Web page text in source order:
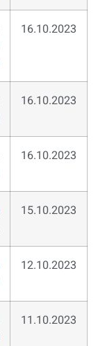
16.10.2023
16.10.2023
16.10.2023
15.10.2023
12.10.2023
11.10.2023